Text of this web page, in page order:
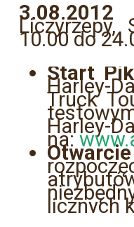
Liczyrzepy,
10.00 do
Start
Harley-
Truck
Harley-
na:
licznych